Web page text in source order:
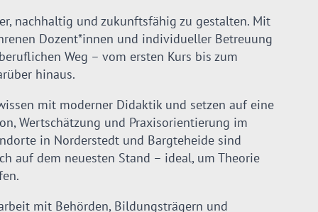
nachhaltig und zukunftsfähig zu gestalten. Mit
Dozent*innen und individueller Betreuung
Weg – vom ersten Kurs bis zum
hinaus.
mit moderner Didaktik und setzen auf eine
Wertschätzung und Praxisorientierung im
in Norderstedt und Bargteheide sind
auf dem neuesten Stand – ideal, um Theorie
mit Behörden, Bildungsträgern und